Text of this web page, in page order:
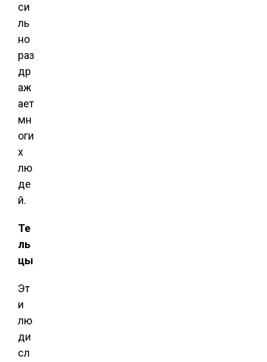
си
ль
но
раз
др
аж
ает
мн
оги
х
лю
де
й.
Те
ль
цы
Эт
и
лю
ди
сл